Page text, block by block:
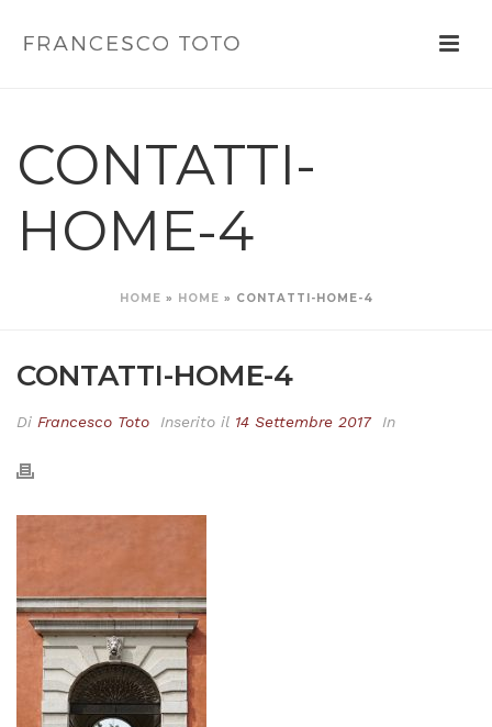
CONTATTI-
HOME-4
HOME » HOME » CONTATTI-HOME-4
CONTATTI-HOME-4
Di Francesco Toto Inserito il 14 Settembre 2017 In